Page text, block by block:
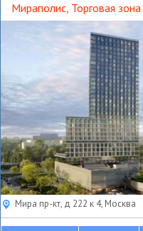
Мираполис, Торговая зона
Мира пр-кт, д 222 к 4, Москва